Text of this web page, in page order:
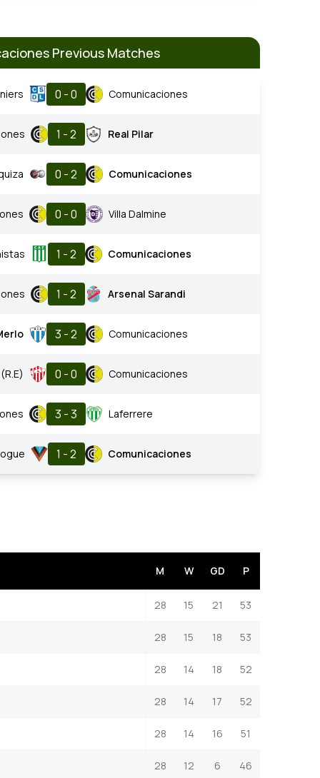
Previous Matches
0 - 0 Comunicaciones
1 - 2 Real Pilar
0 - 2 Comunicaciones
0 - 0 Villa Dalmine
1 - 2 Comunicaciones
1 - 2 Arsenal Sarandi
3 - 2 Comunicaciones
0 - 0 Comunicaciones
3 - 3 Laferrere
1 - 2 Comunicaciones
M W GD P
28 15 21 53
28 15 18 53
28 14 18 52
28 14 17 52
28 14 16 51
28 12 6 46